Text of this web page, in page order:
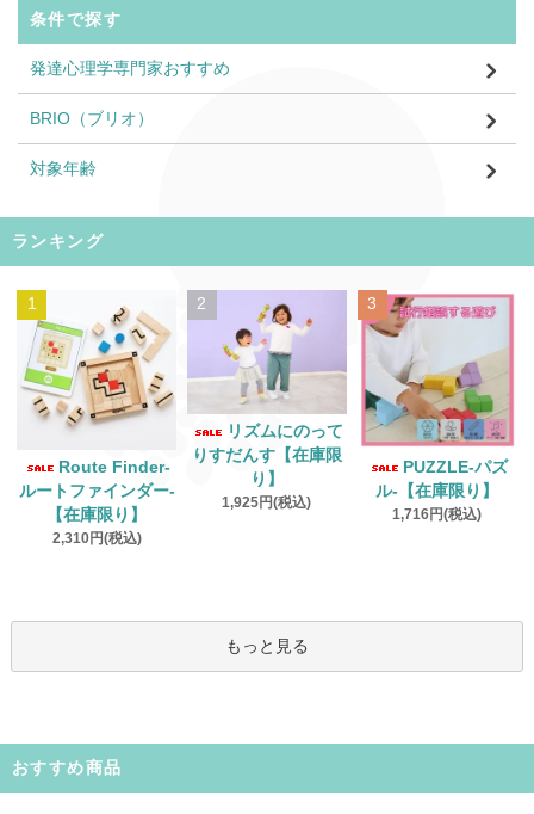
条件で探す
発達心理学専門家おすすめ
BRIO（ブリオ）
対象年齢
ランキング
1
Route Finder‐
ルートファインダー‐
【在庫限り】
2,310円(税込)
2
リズムにのって
りすだんす【在庫限
り】
1,925円(税込)
3
PUZZLE‐パズ
ル‐【在庫限り】
1,716円(税込)
もっと見る
おすすめ商品